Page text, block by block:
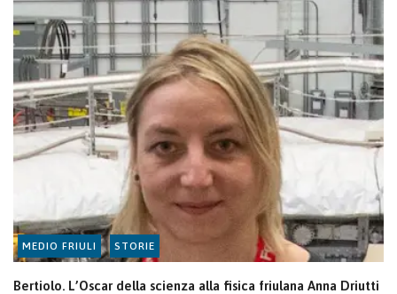
MEDIO FRIULI STORIE
Bertiolo. L’Oscar della scienza alla fisica friulana Anna Driutti